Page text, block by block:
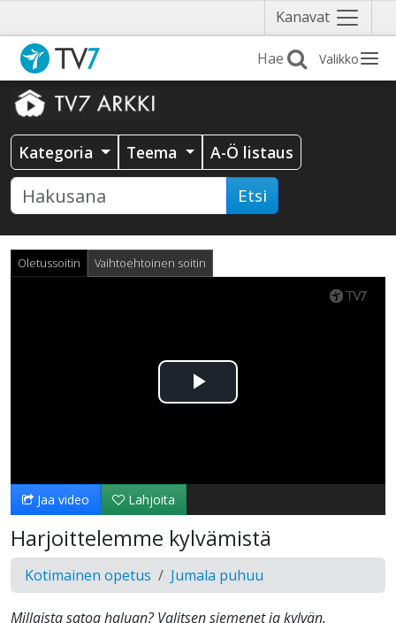
Kanavat Näytä
valikko
Valikko
Kategoria Teema A-Ö listaus
Etsi
Oletussoitin Vaihtoehtoinen soitin
Toista
Jaa video Lahjoita
Harjoittelemme kylvämistä
Kotimainen opetus Jumala puhuu
Millaista satoa haluan? Valitsen siemenet ja kylvän.